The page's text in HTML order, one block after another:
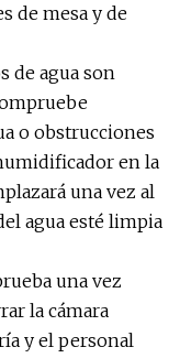
de mesa y de
de agua son
o obstrucciones
en la
una vez al
agua esté limpia
una vez
la cámara
y el personal